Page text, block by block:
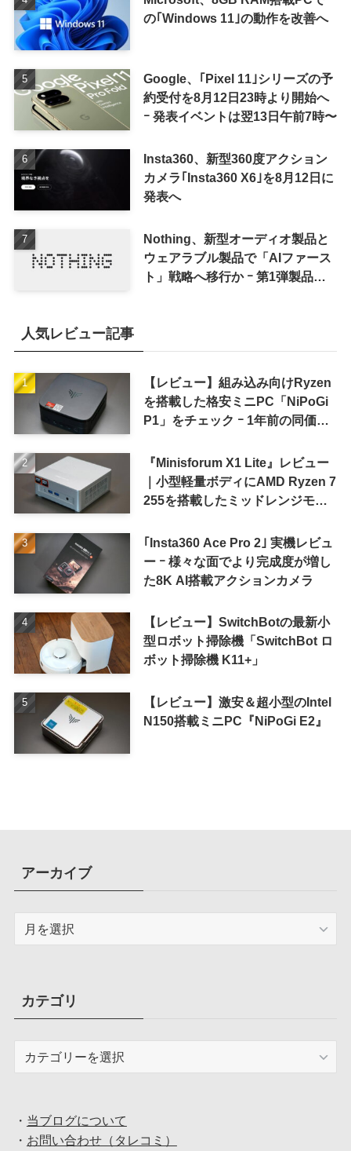
の｢Windows 11｣の動作を改善へ
Google、｢Pixel 11｣シリーズの予
約受付を8月12日23時より開始へ
ｰ 発表イベントは翌13日午前7時〜
Insta360、新型360度アクション
カメラ｢Insta360 X6｣を8月12日に
発表へ
Nothing、新型オーディオ製品と
ウェアラブル製品で「AIファース
ト」戦略へ移行か ｰ 第1弾製品は
人気レビュー記事
【レビュー】組み込み向けRyzen
を搭載した格安ミニPC「NiPoGi
P1」をチェック ｰ 1年前の同価格
『Minisforum X1 Lite』レビュー
｜小型軽量ボディにAMD Ryzen 7
255を搭載したミッドレンジモデ
｢Insta360 Ace Pro 2｣ 実機レビュ
ー ｰ 様々な面でより完成度が増し
た8K AI搭載アクションカメラ
【レビュー】SwitchBotの最新小
型ロボット掃除機「SwitchBot ロ
ボット掃除機 K11+」
【レビュー】激安＆超小型のIntel
N150搭載ミニPC『NiPoGi E2』
アーカイブ
ブカテゴリ
・ 当ブログについて
・ お問い合わせ（タレコミ）